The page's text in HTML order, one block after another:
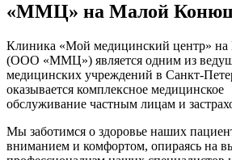
«ММЦ» на Малой
Клиника «Мой медицинский центр»
(ООО «ММЦ») является одним из
медицинских учреждений в Санкт-
оказывается комплексное медицинское
обслуживание частным лицам и
Мы заботимся о здоровье наших
вниманием и комфортом, опираясь на